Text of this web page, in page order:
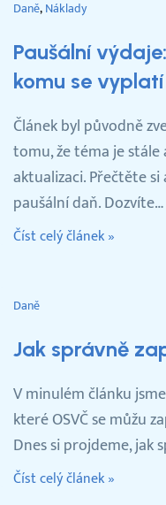
Daně Náklady
Paušální
komu se vyplatí
Článek byl původně
tomu, že téma je
aktualizaci. Přečtěte si
paušální daň. Dozvíte…
Číst celý článek »
Daně
Jak správně
V minulém článku
které OSVČ se můžu
Dnes si projdeme, jak
Číst celý článek »